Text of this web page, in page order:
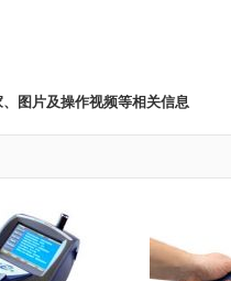
图片及操作视频等相关信息